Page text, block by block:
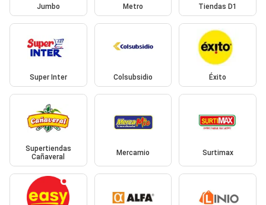
Jumbo Metro Tiendas D1
Super Inter Colsubsidio Éxito
Supertiendas
Cañaveral
Mercamio Surtimax